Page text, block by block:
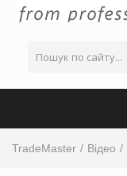
TradeMaster Відео